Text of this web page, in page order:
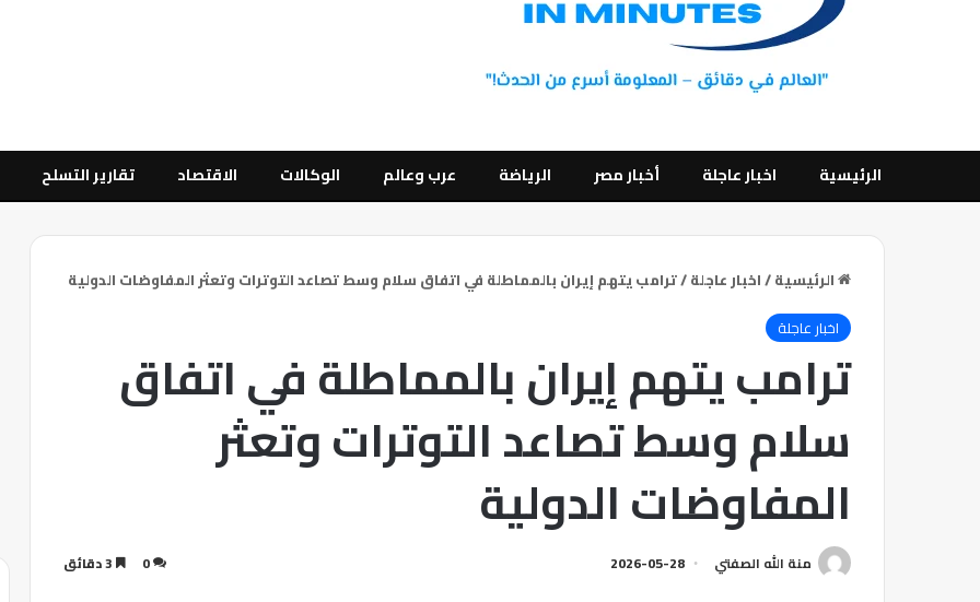
الرئيسية اخبار عاجلة أخبار مصر الرياضة عرب وعالم الوكالات الاقتصاد تقارير التسلح
الرئيسية/اخبار عاجلة/ترامب يتهم إيران بالمماطلة في اتفاق سلام وسط تصاعد التوترات وتعثر المفاوضات الدولية
اخبار عاجلة
ترامب يتهم إيران بالمماطلة في اتفاق
سلام وسط تصاعد التوترات وتعثر
المفاوضات الدولية
منة الله الصفتي 2026-05-28
0